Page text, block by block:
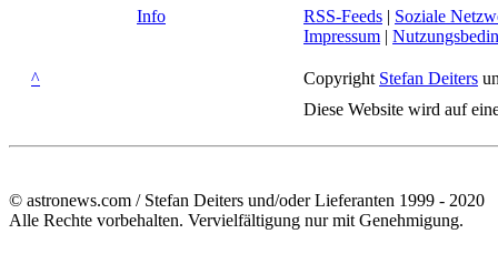
Info
RSS-Feeds | Soziale
Impressum |
^ Copyright Stefan Deiters
Diese Website wird auf
© astronews.com / Stefan Deiters und/oder Lieferanten 1999 - 2020
Alle Rechte vorbehalten. Vervielfältigung nur mit Genehmigung.